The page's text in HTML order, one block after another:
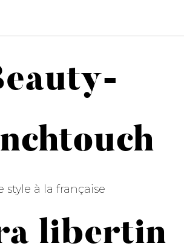
Beauty-Frenchtouch
style à la française
libertin